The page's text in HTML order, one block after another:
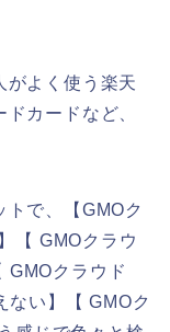
がよく使う楽天
カードなど、
で、【GMOク
GMOクラウ
クラウド
い】【 GMOク